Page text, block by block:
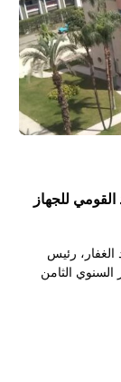
للجهاز
رئيس
السنوي الثامن